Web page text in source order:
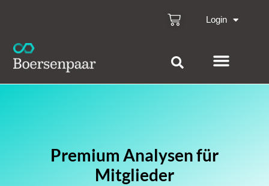
Login
Premium Analysen für
Mitglieder